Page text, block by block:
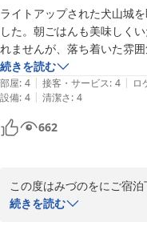
るよう、サービスの向上
機会がございましたら、
スタッフ一同、またのお越
旬樹庵 八勝閣みづのを
館主
犬山温泉 旬樹庵 八勝閣
ライトアップされた犬山城
した。朝ごはんも美味しく
れませんが、落ち着いた雰
続きを読む
部屋: 4 | 接客・サービス: 4 | ロ
設備: 4 | 清潔さ: 4
662
この度はみづのをにご宿
す。またクチコミをお寄せ
続きを読む